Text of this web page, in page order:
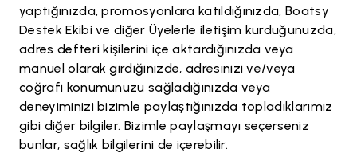
yaptığınızda, promosyonlara katıldığınızda, Boatsy
Destek Ekibi ve diğer Üyelerle iletişim kurduğunuzda,
adres defteri kişilerini içe aktardığınızda veya
manuel olarak girdiğinizde, adresinizi ve/veya
coğrafi konumunuzu sağladığınızda veya
deneyiminizi bizimle paylaştığınızda topladıklarımız
gibi diğer bilgiler. Bizimle paylaşmayı seçerseniz
bunlar, sağlık bilgilerini de içerebilir.